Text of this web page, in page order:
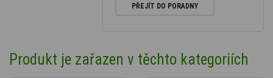
PŘEJÍT DO PORADNY
Produkt je zařazen v těchto kategoriích